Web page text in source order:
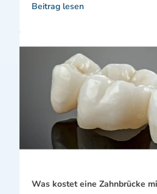
Beitrag lesen
Was kostet eine Zahnbrücke